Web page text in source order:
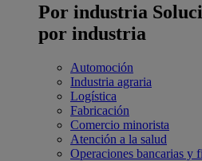
Por industria
por industria
Automoción
Industria agraria
Logística
Fabricación
Comercio minorista
Atención a la salud
Operaciones bancarias y